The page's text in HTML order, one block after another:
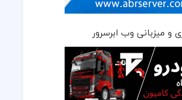
و میزبانی وب ابرسرور